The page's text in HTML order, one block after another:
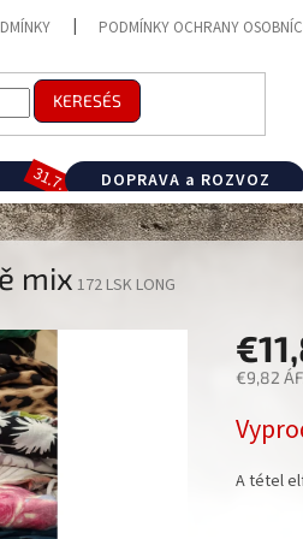
PODMÍNKY OCHRANY
KERESÉS
DOPRAVA a ROZVOZ
mix172 LSK LONG
€9,82
A tétel